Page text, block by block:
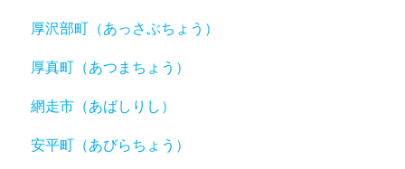
厚沢部町（あっさぶちょう）
厚真町（あつまちょう）
網走市（あばしりし）
安平町（あびらちょう）